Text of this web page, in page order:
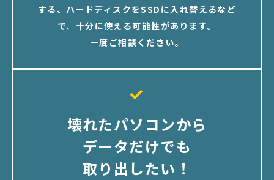
する、ハードディスクをSSDに入れ替えるなど
で、十分に使える可能性があります。
一度ご相談ください。
壊れたパソコンから
データだけでも
取り出したい！